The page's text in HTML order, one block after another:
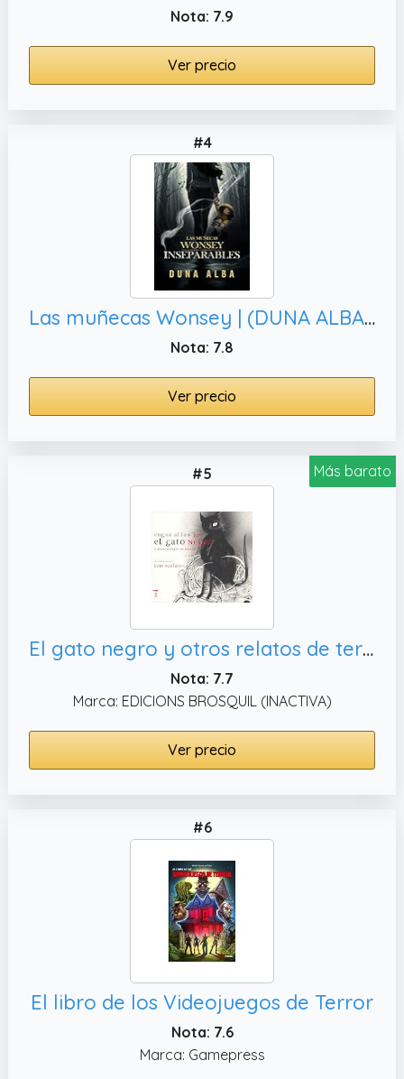
Nota: 7.9
Ver precio
#4
Las muñecas Wonsey | (DUNA ALBA) | Libro de terror paranormal: Libros de terror (Inseparables nº 1)
Nota: 7.8
Ver precio
Más barato
#5
El gato negro y otros relatos de terror (Coedición con Libros del Zorro Rojo)
Nota: 7.7
Marca: EDICIONS BROSQUIL (INACTIVA)
Ver precio
#6
El libro de los Videojuegos de Terror
Nota: 7.6
Marca: Gamepress